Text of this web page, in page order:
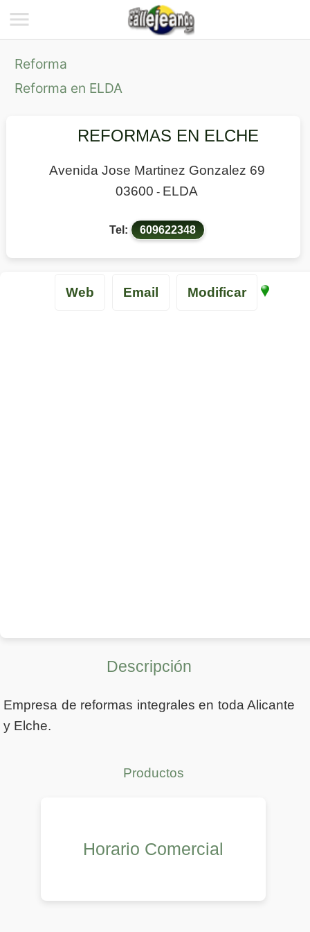
Reforma
Reforma en ELDA
REFORMAS EN ELCHE
Avenida Jose Martinez Gonzalez 69
03600 - ELDA
Tel: 609622348
Web Email Modificar
Descripción
Empresa de reformas integrales en toda Alicante
y Elche.
Productos
Horario Comercial